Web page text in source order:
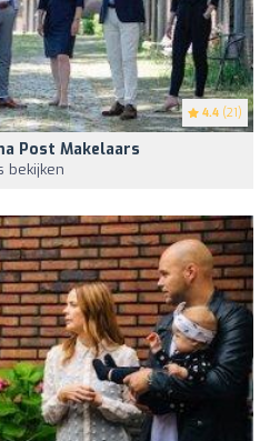
4.4 (21)
Post Makelaars
bekijken